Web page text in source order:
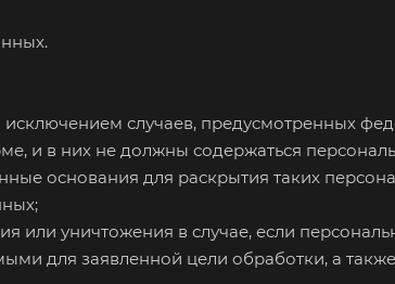
случаев, предусмотренных
и в них не должны содержаться
основания для раскрытия таких
или уничтожения в случае, если
для заявленной цели обработки, а